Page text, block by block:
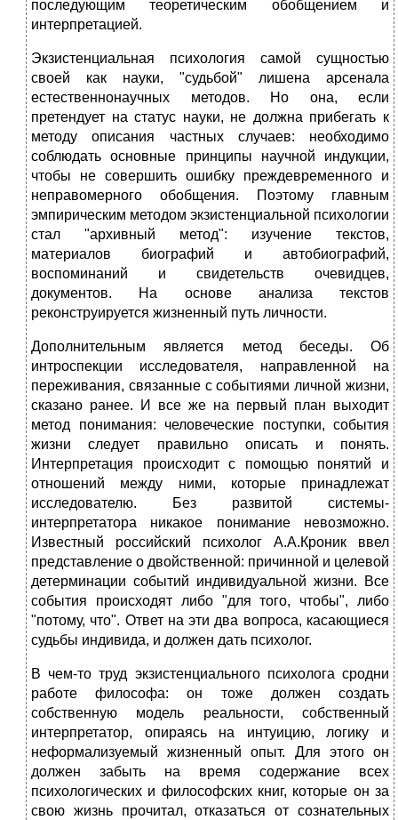
последующим теоретическим обобщением и
интерпретацией.
Экзистенциальная психология самой сущностью
своей как науки, "судьбой" лишена арсенала
естественнонаучных методов. Но она, если
претендует на статус науки, не должна прибегать к
методу описания частных случаев: необходимо
соблюдать основные принципы научной индукции,
чтобы не совершить ошибку преждевременного и
неправомерного обобщения. Поэтому главным
эмпирическим методом экзистенциальной психологии
стал "архивный метод": изучение текстов,
материалов биографий и автобиографий,
воспоминаний и свидетельств очевидцев,
документов. На основе анализа текстов
реконструируется жизненный путь личности.
Дополнительным является метод беседы. Об
интроспекции исследователя, направленной на
переживания, связанные с событиями личной жизни,
сказано ранее. И все же на первый план выходит
метод понимания: человеческие поступки, события
жизни следует правильно описать и понять.
Интерпретация происходит с помощью понятий и
отношений между ними, которые принадлежат
исследователю. Без развитой системы-
интерпретатора никакое понимание невозможно.
Известный российский психолог А.А.Кроник ввел
представление о двойственной: причинной и целевой
детерминации событий индивидуальной жизни. Все
события происходят либо "для того, чтобы", либо
"потому, что". Ответ на эти два вопроса, касающиеся
судьбы индивида, и должен дать психолог.
В чем-то труд экзистенциального психолога сродни
работе философа: он тоже должен создать
собственную модель реальности, собственный
интерпретатор, опираясь на интуицию, логику и
неформализуемый жизненный опыт. Для этого он
должен забыть на время содержание всех
психологических и философских книг, которые он за
свою жизнь прочитал, отказаться от сознательных